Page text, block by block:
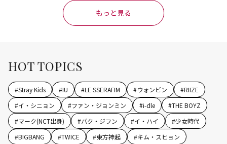
もっと見る
HOT TOPICS
#Stray Kids #IU #LE SSERAFIM #ウォンビン #RIIZE
#イ・シニョン #ファン・ジョンミン #i-dle #THE BOYZ
#マーク(NCT出身) #パク・ジフン #イ・ハイ #少女時代
#BIGBANG #TWICE #東方神起 #キム・スヒョン